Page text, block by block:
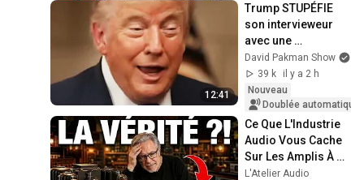
12:41
Trump STUPÉFIE
son intervieweur
avec une
INCOHÉRENCE
TOTALE
David Pakman Show
39 k
il y a 2 h
Nouveau
Ce Que L'Industrie
Audio Vous Cache
Sur Les Amplis À
Tubes
L'Atelier Audio